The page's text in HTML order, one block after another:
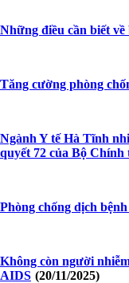
Những điều cần biết
Tăng cường phòng
Ngành Y tế Hà Tĩnh
quyết 72 của Bộ Chính
Phòng chống dịch
Không còn người
AIDS (20/11/2025)